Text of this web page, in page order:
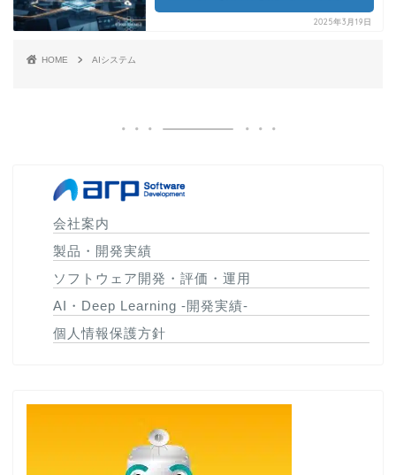
2025年3月19日
HOME AIシステム
会社案内
製品・開発実績
ソフトウェア開発・評価・運用
AI・Deep Learning -開発実績-
個人情報保護方針